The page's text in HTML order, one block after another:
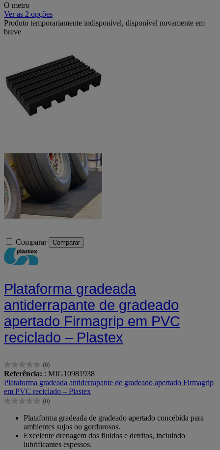
O metro
Ver as 2 opções
Produto temporariamente indisponível, disponível novamente em
breve
Comparar Comparar
Plataforma gradeada
antiderrapante de gradeado
apertado Firmagrip em PVC
reciclado – Plastex
(0)
0.0
em
5
estrelas.
Referência: : MIG10981938
Plataforma gradeada antiderrapante de gradeado apertado Firmagrip
em PVC reciclado – Plastex
(0)
0.0
estrelas.
Plataforma gradeada de gradeado apertado concebida para
ambientes sujos ou gordurosos.
Excelente drenagem dos fluidos e detritos, incluindo
lubrificantes espessos.